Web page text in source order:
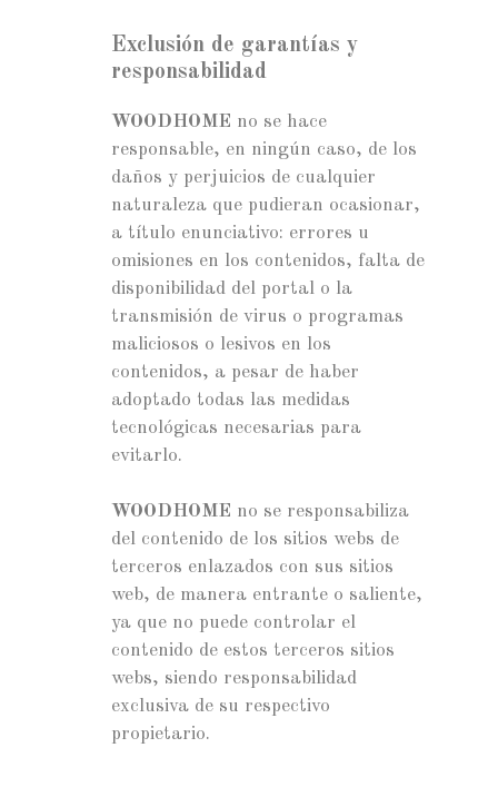
Exclusión de garantías y
responsabilidad
WOODHOME no se hace
responsable, en ningún caso, de los
daños y perjuicios de cualquier
naturaleza que pudieran ocasionar,
a título enunciativo: errores u
omisiones en los contenidos, falta de
disponibilidad del portal o la
transmisión de virus o programas
maliciosos o lesivos en los
contenidos, a pesar de haber
adoptado todas las medidas
tecnológicas necesarias para
evitarlo.
WOODHOME no se responsabiliza
del contenido de los sitios webs de
terceros enlazados con sus sitios
web, de manera entrante o saliente,
ya que no puede controlar el
contenido de estos terceros sitios
webs, siendo responsabilidad
exclusiva de su respectivo
propietario.